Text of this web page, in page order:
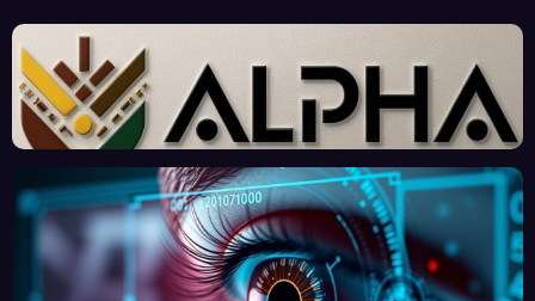
sante
des
« Tra
vaille
urs
Clic »
en
Afriq
ées :
Nouv
eau
Front
contr
e le
Palud
isme
Afric
ains :
Enjeu
x et
Prom
esses
, au-
delà
de
d’Ex
perts
Redé
finiss
ent
l’Effi
cacit
é de
l’IA